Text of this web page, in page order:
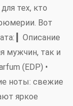
тех, кто
Вот
▎ Описание
мужчин, так и
(EDP) •
ноты: свежие
яркое